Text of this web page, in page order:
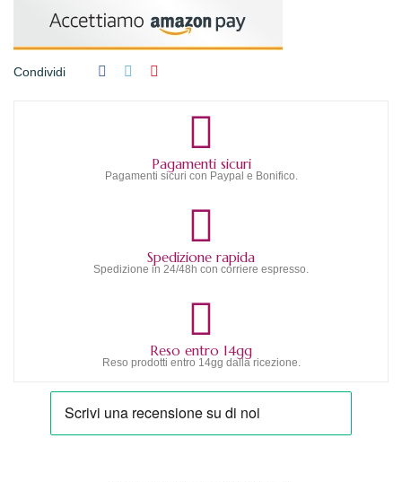
Condividi
Pagamenti sicuri
Pagamenti sicuri con Paypal e Bonifico.
Spedizione rapida
Spedizione in 24/48h con corriere espresso.
Reso entro 14gg
Reso prodotti entro 14gg dalla ricezione.